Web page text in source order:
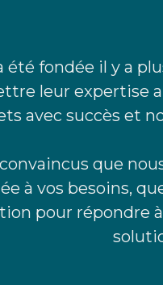
été fondée il y a
leur expertise
avec succès et
que
à vos besoins,
pour répondre